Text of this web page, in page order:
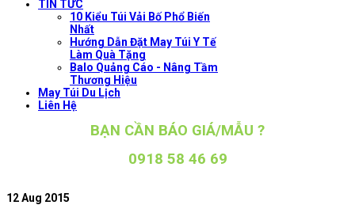
TIN TỨC
10 Kiểu Túi Vải Bố Phổ Biến
Nhất
Hướng Dẫn Đặt May Túi Y Tế
Làm Quà Tặng
Balo Quảng Cáo - Nâng Tầm
Thương Hiệu
May Túi Du Lịch
Liên Hệ
BẠN CẦN BÁO GIÁ/MẪU ?
0918 58 46 69
12Aug 2015